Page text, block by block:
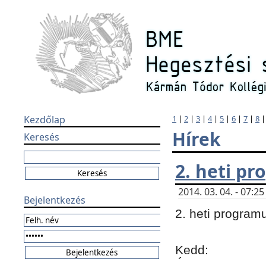
Kezdőlap
Keresés
Bejelentkezés
1 | 2 | 3 | 4| 5 | 6 | 7 | 8
Hírek
2. heti
2014. 03. 04. -
2. heti
Kedd: